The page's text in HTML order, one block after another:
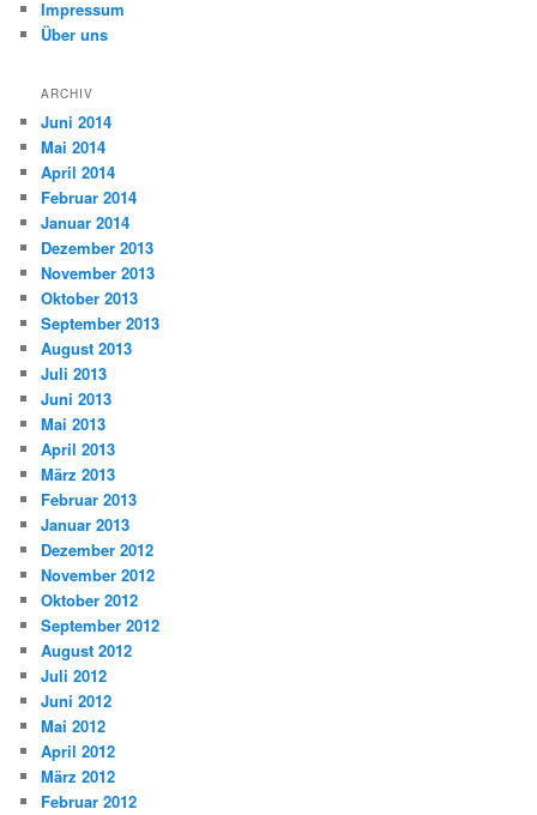
Impressum
Über uns
ARCHIV
Juni 2014
Mai 2014
April 2014
Februar 2014
Januar 2014
Dezember 2013
November 2013
Oktober 2013
September 2013
August 2013
Juli 2013
Juni 2013
Mai 2013
April 2013
März 2013
Februar 2013
Januar 2013
Dezember 2012
November 2012
Oktober 2012
September 2012
August 2012
Juli 2012
Juni 2012
Mai 2012
April 2012
März 2012
Februar 2012